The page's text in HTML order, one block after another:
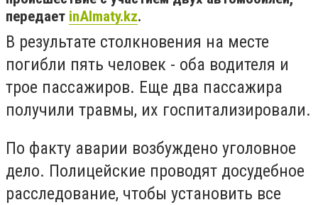
передает inAlmaty.kz.
В результате столкновения на месте
погибли пять человек - оба водителя и
трое пассажиров. Еще два пассажира
получили травмы, их госпитализировали.
По факту аварии возбуждено уголовное
дело. Полицейские проводят досудебное
расследование, чтобы установить все